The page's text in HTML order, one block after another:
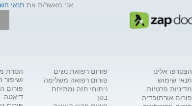
אני מאשר/ת את תנאי
הצטרפו אלינו
תנאי שימוש
מדיניות פרטיות
פורום אורתופדיה
פורום רפואת נשים
פורום רפואה משלימה
ניתוחי חזה ומתיחת
בטן
הסרת
ושיפור
פורום
דיאטה